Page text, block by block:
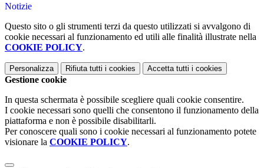
Notizie
Questo sito o gli strumenti terzi da questo utilizzati si avvalgono di
cookie necessari al funzionamento ed utili alle finalità illustrate nella
COOKIE POLICY.
Personalizza Rifiuta tutti i cookies Accetta tutti i cookies
Gestione cookie
In questa schermata è possibile scegliere quali cookie consentire.
I cookie necessari sono quelli che consentono il funzionamento della
piattaforma e non è possibile disabilitarli.
Per conoscere quali sono i cookie necessari al funzionamento potete
visionare la COOKIE POLICY.